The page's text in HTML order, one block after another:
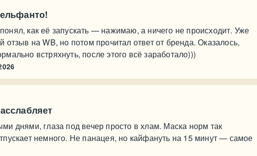
как её запускать — нажимаю, а ничего не происходит. Уже
отзыв на WB, но потом прочитал ответ от бренда. Оказалось,
встряхнуть, после этого всё заработало)))
днями, глаза под вечер просто в хлам. Маска норм так
немного. Не панацея, но кайфануть на 15 минут — самое